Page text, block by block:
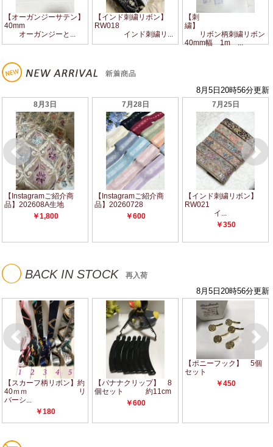
◯ BACK IN STOCK 再入荷